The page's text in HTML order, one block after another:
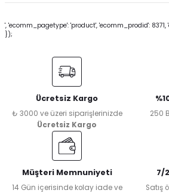
', 'ecomm_pagetype': 'product', 'ecomm_prodid':
});
Ücretsiz Kargo
₺ 3000 ve üzeri siparişlerinizde
Ücretsiz Kargo
250
Müşteri Memnuniyeti
14 Gün içerisinde kolay iade ve
7/
Satış